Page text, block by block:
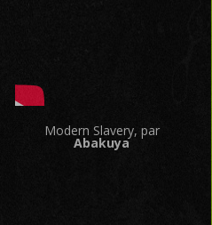
Modern Slavery, par
Abakuya